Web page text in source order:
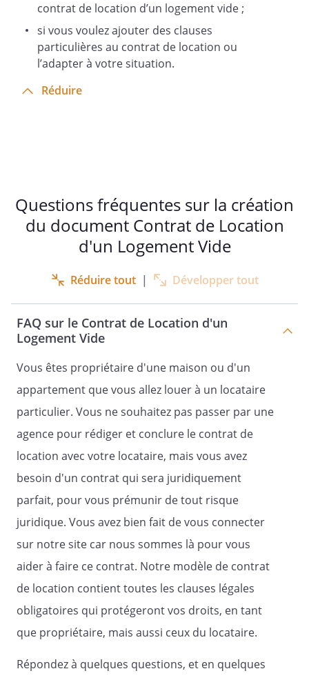
Le paiement sera constaté par une
quittance envoyée gratuitement par le
propriétaire au locataire si ce dernier en
manifeste le souhait.
indice publié par l'INSEE.
Article 10 – Charges
Outre le loyer principal, le
une provision des charges récupérables
conformément à la loi. Cette provision
pour charges sera versée au
propriétaire
par le locataire au moment du
versement du loyer et selon la même
périodicité.
Les charges sont exigibles sur
présentation d'un justificatif en
contrepartie :
- des services rendus liés à l'usage des
différents éléments de la chose louée ;
menues réparations sur les éléments
d'usage commun de la chose louée ;
- des impositions qui correspondent à
directement.
contrat de location d’un logement vide ;
si vous voulez ajouter des clauses
particulières au contrat de location ou
l’adapter à votre situation.
Réduire
Questions fréquentes sur la création
du document Contrat de Location
d'un Logement Vide
Réduire tout | Développer tout
FAQ sur le Contrat de Location d'un
Logement Vide
Vous êtes propriétaire d'une maison ou d'un
appartement que vous allez louer à un locataire
particulier. Vous ne souhaitez pas passer par une
agence pour rédiger et conclure le contrat de
location avec votre locataire, mais vous avez
besoin d'un contrat qui sera juridiquement
parfait, pour vous prémunir de tout risque
juridique. Vous avez bien fait de vous connecter
sur notre site car nous sommes là pour vous
aider à faire ce contrat. Notre modèle de contrat
de location contient toutes les clauses légales
obligatoires qui protégeront vos droits, en tant
que propriétaire, mais aussi ceux du locataire.
Répondez à quelques questions, et en quelques